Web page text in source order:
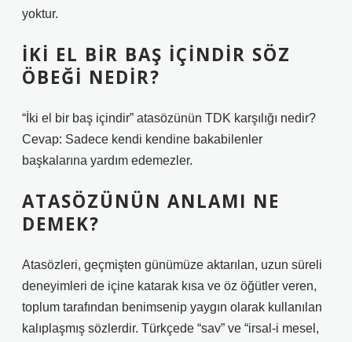
yoktur.
İKI EL BIR BAŞ IÇINDIR SÖZ
ÖBEĞI NEDIR?
“İki el bir baş içindir” atasözünün TDK karşılığı nedir?
Cevap: Sadece kendi kendine bakabilenler
başkalarına yardım edemezler.
ATASÖZÜNÜN ANLAMI NE
DEMEK?
Atasözleri, geçmişten günümüze aktarılan, uzun süreli
deneyimleri de içine katarak kısa ve öz öğütler veren,
toplum tarafından benimsenip yaygın olarak kullanılan
kalıplaşmış sözlerdir. Türkçede “sav” ve “irsal-i mesel,